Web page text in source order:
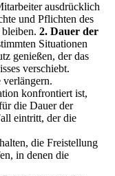
ausdrücklich
und Pflichten des
2. Dauer der
Situationen
genießen, der das
verschiebt.
konfrontiert ist,
die Dauer der
eintritt, der die
die Freistellung
in denen die